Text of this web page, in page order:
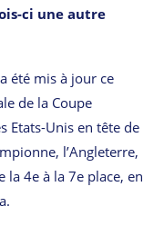
ci une autre
été mis à jour ce
de la Coupe
Etats-Unis en tête de
l’Angleterre,
la 4e à la 7e place, en